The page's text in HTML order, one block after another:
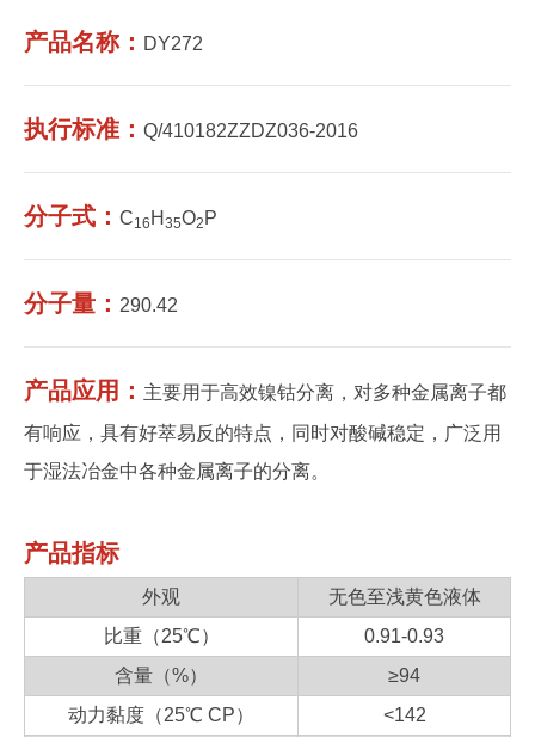
产品名称： DY272
执行标准： Q/410182ZZDZ036-2016
分子式： C16 H 35O2 P
分子量： 290.42
产品应用： 主要用于高效镍钴分离，对多种金属离子都
有响应，具有好萃易反的特点，同时对酸碱稳定，广泛用
于湿法冶金中各种金属离子的分离。
产品指标
外观
无色至浅黄色液体
比重（25℃）
0.91-0.93
含量（%）
≥94
动力黏度（25℃ CP）
<142